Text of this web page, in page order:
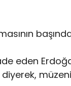
eden